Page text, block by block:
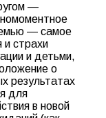
—
— самое
и страхи
и детьми,
о
результатах
для
в новой